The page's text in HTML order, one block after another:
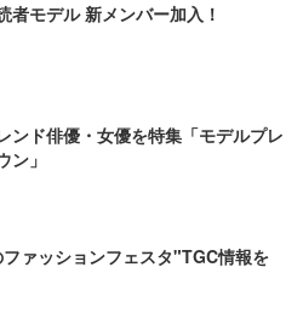
者モデル 新メンバー加入！
ンド俳優・女優を特集「モデルプレ
ン」
ァッションフェスタ"TGC情報を